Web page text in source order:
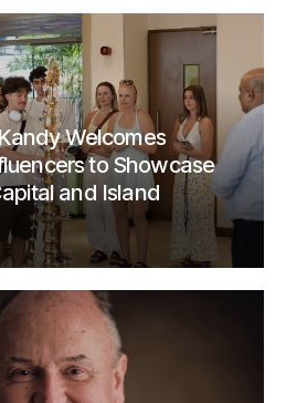
Welcomes
to Showcase
and Island